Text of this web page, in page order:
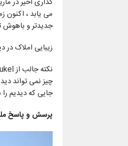
می یابد ، اکنون
جدیدتر و باهوش
زیبایی املاک در
چیز نمی تواند
جایی که دیدیم
پرسش و پاسخ